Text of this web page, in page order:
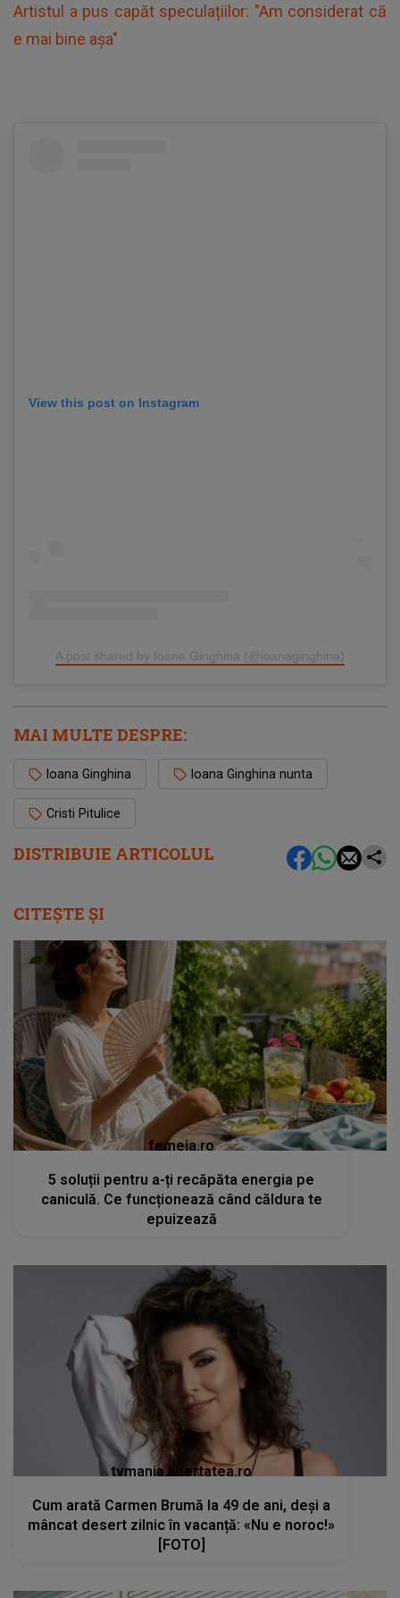
DISTRIBUIE ARTICOLUL
Artistul a pus capăt speculațiilor: "Am considerat că
e mai bine așa"
View this post on Instagram
A post shared by Ioana Ginghina (@ioanaginghina)
MAI MULTE DESPRE:
Ioana Ginghina Ioana Ginghina nunta
Cristi Pitulice
CITEȘTE ȘI
femeia.ro
5 soluții pentru a-ți recăpăta energia pe
caniculă. Ce funcționează când căldura te
epuizează
tvmania.libertatea.ro
Cum arată Carmen Brumă la 49 de ani, deși a
mâncat desert zilnic în vacanță: «Nu e noroc!»
[FOTO]